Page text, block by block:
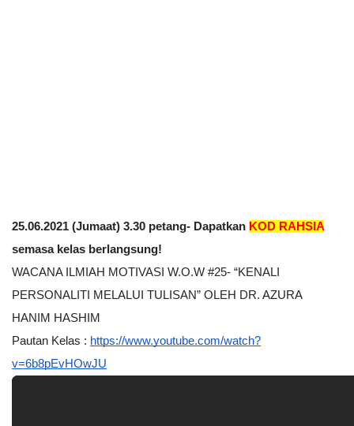
25.06.2021 (Jumaat) 3.30 petang- Dapatkan KOD RAHSIA
semasa kelas berlangsung!
WACANA ILMIAH MOTIVASI W.O.W #25- “KENALI
PERSONALITI MELALUI TULISAN” OLEH DR. AZURA
HANIM HASHIM
Pautan Kelas : https://www.youtube.com/watch?
v=6b8pEvHOwJU